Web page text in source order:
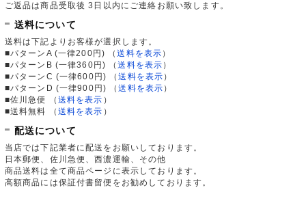
ご返品は商品受取後 3日以内にご連絡お願い致します。
送料について
送料は下記よりお客様が選択します。
■パターンA (一律200円)
（送料を表示 ）
■パターンB (一律360円)
（送料を表示 ）
■パターンC (一律600円)
（送料を表示 ）
■パターンD (一律900円)
（送料を表示 ）
■佐川急便
（ 送料を表示 ）
■送料無料
（ 送料を表示 ）
配送について
当店では下記業者に配送をお願いしております。
日本郵便、佐川急便、西濃運輸、その他
商品送料は全て商品ページに表示しております。
高額商品には保証付書留便をお勧めしております。